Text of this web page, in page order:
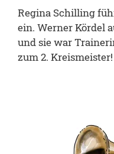
Regina Schilling
ein. Werner Kördel
und sie war
zum 2. Kreismeister!